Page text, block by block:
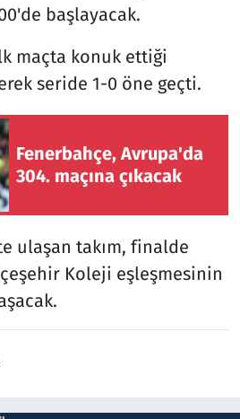
başlayacak.
maçta konuk ettiği
seride 1-0 öne geçti.
Fenerbahçe, Avrupa'da
304. maçına çıkacak
ulaşan takım, finalde
Koleji eşleşmesinin